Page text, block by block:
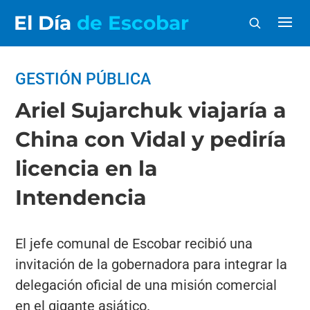
El Día de Escobar
GESTIÓN PÚBLICA
Ariel Sujarchuk viajaría a
China con Vidal y pediría
licencia en la
Intendencia
El jefe comunal de Escobar recibió una
invitación de la gobernadora para integrar la
delegación oficial de una misión comercial
en el gigante asiático.